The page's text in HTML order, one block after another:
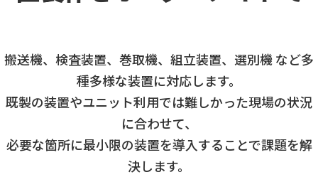
搬送機、検査装置、巻取機、組立装置、選別機 など多
種多様な装置に対応します。
既製の装置やユニット利用では難しかった現場の状況
に合わせて、
必要な箇所に最小限の装置を導入することで課題を解
決します。